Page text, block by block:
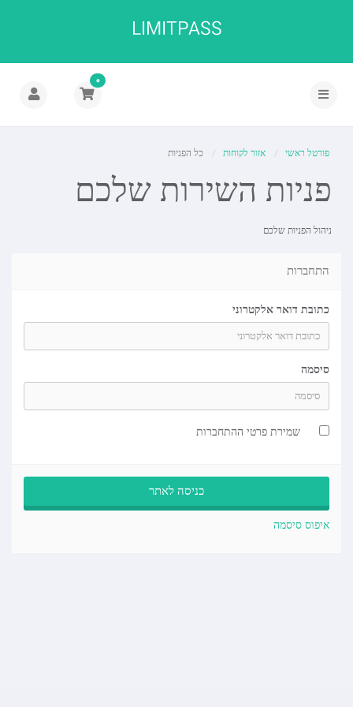
LIMITPASS
0
פורטל ראשי אזור לקוחות כל הפניות
פניות השירות שלכם
ניהול הפניות שלכם
התחברות
כתובת דואר אלקטרוני
סיסמה
שמירת פרטי ההתחברות
איפוס סיסמה